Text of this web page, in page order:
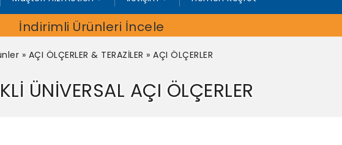
İndirimli Ürünleri İncele
» AÇI ÖLÇERLER & TERAZİLER »AÇI ÖLÇERLER
ÜNİVERSAL AÇI ÖLÇERLER